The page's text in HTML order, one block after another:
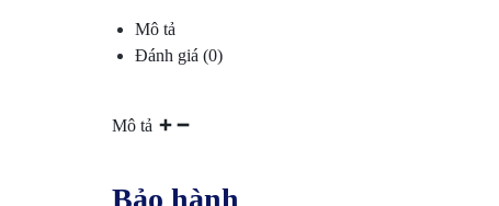
–
SOÁT
CỬA
Mô tả
Đánh giá (0)
Mô tả
Bảo hành